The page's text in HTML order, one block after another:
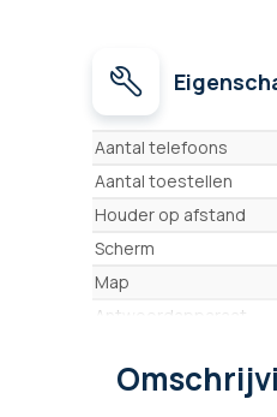
Eigenschappen
Aantal telefoons
Aantal toestellen
Houder op afstand
Scherm
Map
Antwoordapparaat
Handsfree